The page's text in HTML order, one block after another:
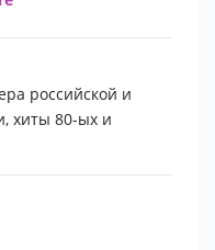
ЗВЕЗДА" в Москве.
российской и
хиты 80-ых и